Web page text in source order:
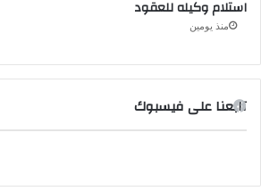
استلام وكيله للعقود
منذ يومين
تابعنا على فيسبوك